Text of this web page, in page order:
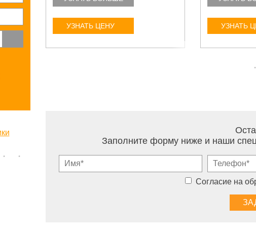
УЗНАТЬ ЦЕНУ УЗНАТЬ
Заполните форму ниже и наши
Согласие на